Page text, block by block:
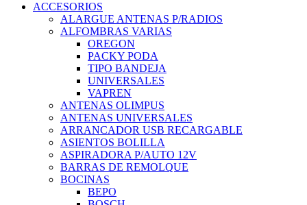
ACCESORIOS
ALARGUE ANTENAS P/RADIOS
ALFOMBRAS VARIAS
OREGON
PACKY PODA
TIPO BANDEJA
UNIVERSALES
VAPREN
ANTENAS OLIMPUS
ANTENAS UNIVERSALES
ARRANCADOR USB RECARGABLE
ASIENTOS BOLILLA
ASPIRADORA P/AUTO 12V
BARRAS DE REMOLQUE
BOCINAS
BEPO